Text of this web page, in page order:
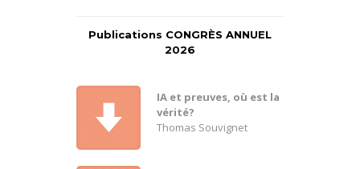
Publications CONGRÈS ANNUEL
2026
IA et preuves, où est la
vérité?
Thomas Souvignet